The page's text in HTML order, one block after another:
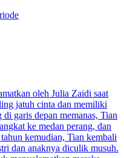
oleh Julia Zaidi saat
jatuh cinta dan memiliki
garis depan memanas, Tian
ke medan perang, dan
kemudian, Tian kembali
dan anaknya diculik musuh.